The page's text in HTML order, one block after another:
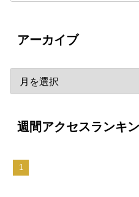
アーカイブ
週間アクセスランキ